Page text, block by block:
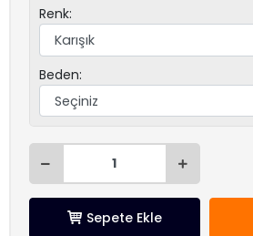
Renk:
Beden:
Sepete Ekle